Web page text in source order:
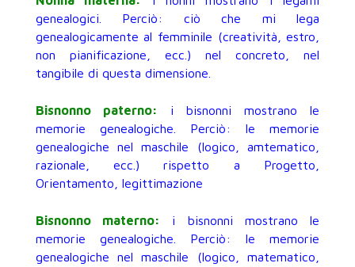
genealogici. Perciò: ciò che mi lega
genealogicamente al femminile (creatività, estro,
non pianificazione, ecc.) nel concreto, nel
tangibile di questa dimensione.
Bisnonno paterno:
i bisnonni mostrano le
memorie genealogiche. Perciò: le memorie
genealogiche nel maschile (logico, amtematico,
razionale, ecc.) rispetto a Progetto,
Orientamento, legittimazione
Bisnonno materno:
i bisnonni mostrano le
memorie genealogiche. Perciò: le memorie
genealogiche nel maschile (logico, matematico,